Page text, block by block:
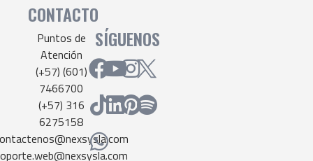
CONTACTO
Puntos de
Atención
(+57) (601)
7466700
(+57) 316
6275158
SÍGUENOS